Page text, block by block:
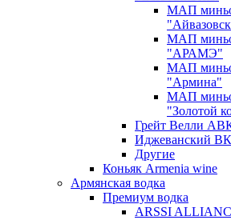
МАП
МАП
"АРАМЭ"
МАП
"Армина"
МАП
"Золотой
Грейт Велли
Иджеванский
Другие
Коньяк Armenia wine
Армянская водка
Премиум водка
ARSSI